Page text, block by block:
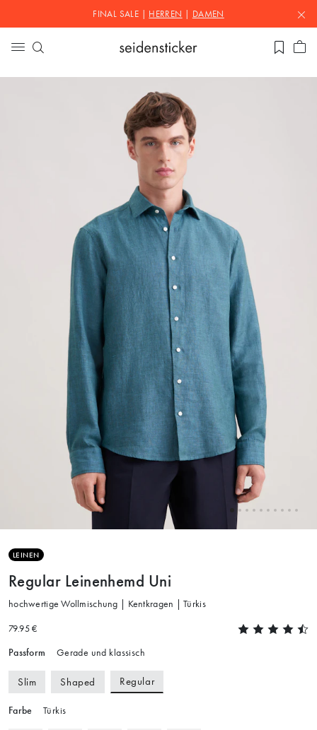
FINAL SALE | HERREN DAMEN
LEINEN
Regular Leinenhemd Uni
hochwertige Wollmischung | Kentkragen | Türkis
79.95 €
Passform Gerade und klassisch
Slim Shaped Regular
Farbe Türkis